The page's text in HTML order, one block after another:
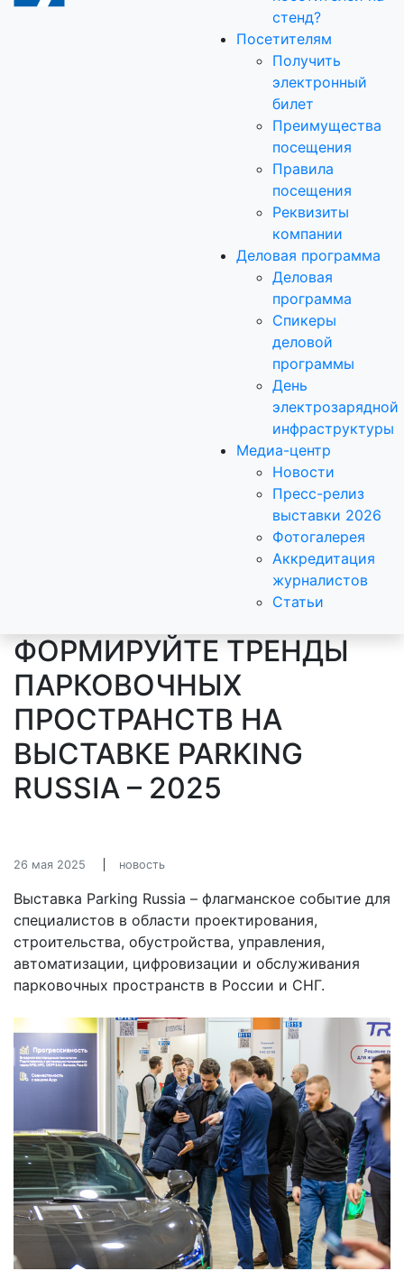
стенд?
Посетителям
Получить
электронный
билет
Преимущества
посещения
Правила
посещения
Реквизиты
компании
Деловая программа
Деловая
программа
Спикеры
деловой
программы
День
электрозарядной
инфраструктуры
Медиа-центр
Новости
Пресс-релиз
выставки 2026
Фотогалерея
Аккредитация
журналистов
Статьи
ФОРМИРУЙТЕ ТРЕНДЫ
ПАРКОВОЧНЫХ
ПРОСТРАНСТВ НА
ВЫСТАВКЕ PARKING
RUSSIA – 2025
26 мая 2025 новость
Выставка Parking Russia – флагманское событие для
специалистов в области проектирования,
строительства, обустройства, управления,
автоматизации, цифровизации и обслуживания
парковочных пространств в России и СНГ.